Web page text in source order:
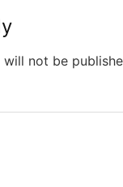
not be